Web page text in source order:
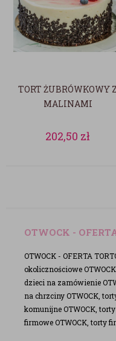
TORT ŻUBRÓWKOWY Z
MALINAMI
202,50 zł
OTWOCK -
OTWOCK - OFERTA
okolicznościowe
dzieci na zamówienie
na chrzciny OTWOCK,
komunijne OTWOCK,
firmowe OTWOCK, torty